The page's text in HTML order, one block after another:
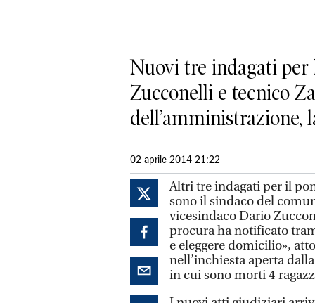
Nuovi tre indagati per
Zucconelli e tecnico
dell’amministrazione,
02 aprile 2014 21:22
Altri tre indagati per il
sono il sindaco del
vicesindaco Dario
procura ha notificato
e eleggere domicilio»,
nell’inchiesta aperta
in cui sono morti 4